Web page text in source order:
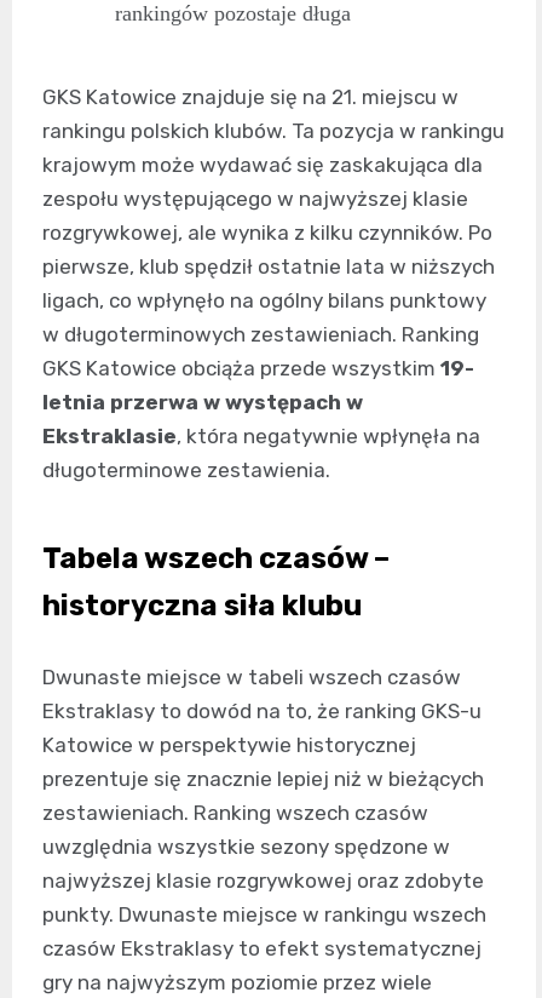
rankingów pozostaje długa
GKS Katowice znajduje się na 21. miejscu w
rankingu polskich klubów. Ta pozycja w rankingu
krajowym może wydawać się zaskakująca dla
zespołu występującego w najwyższej klasie
rozgrywkowej, ale wynika z kilku czynników. Po
pierwsze, klub spędził ostatnie lata w niższych
ligach, co wpłynęło na ogólny bilans punktowy
w długoterminowych zestawieniach. Ranking
GKS Katowice obciąża przede wszystkim 19-
letnia przerwa w występach w
Ekstraklasie, która negatywnie wpłynęła na
długoterminowe zestawienia.
Tabela wszech czasów –
historyczna siła klubu
Dwunaste miejsce w tabeli wszech czasów
Ekstraklasy to dowód na to, że ranking GKS-u
Katowice w perspektywie historycznej
prezentuje się znacznie lepiej niż w bieżących
zestawieniach. Ranking wszech czasów
uwzględnia wszystkie sezony spędzone w
najwyższej klasie rozgrywkowej oraz zdobyte
punkty. Dwunaste miejsce w rankingu wszech
czasów Ekstraklasy to efekt systematycznej
gry na najwyższym poziomie przez wiele